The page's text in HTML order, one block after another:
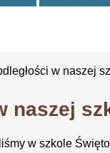
w naszej
naszej
w szkole